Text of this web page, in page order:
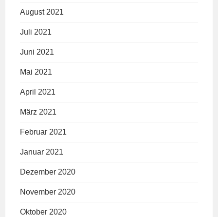
August 2021
Juli 2021
Juni 2021
Mai 2021
April 2021
März 2021
Februar 2021
Januar 2021
Dezember 2020
November 2020
Oktober 2020